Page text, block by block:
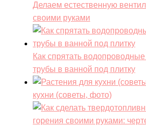
Делаем естественную
своими руками
Как спрятать
трубы в ванной под плитку
кухни (советы, фото)